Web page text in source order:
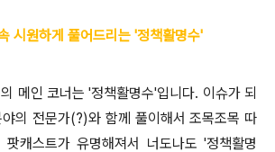
시원하게 풀어드리는 '정책활명수'
메인 코너는 '정책활명수'입니다. 이슈가 되
의 전문가(?)와 함께 풀이해서 조목조목 따
캐스트가 유명해져서 너도나도 '정책활명